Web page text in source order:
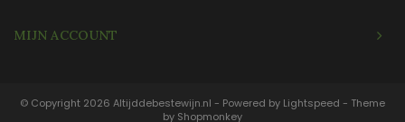
MIJN ACCOUNT
© Copyright 2026 Altijddebestewijn.nl - Powered by Lightspeed - Theme
by Shopmonkey